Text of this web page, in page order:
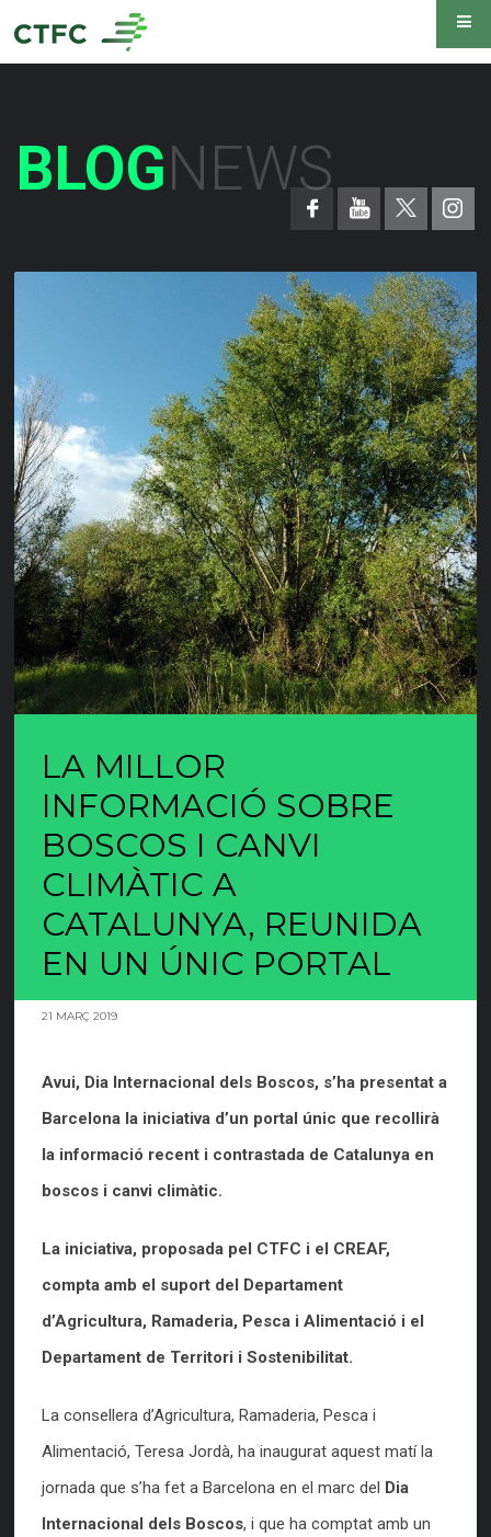
BLOGNEWS
LA MILLOR
INFORMACIÓ SOBRE
BOSCOS I CANVI
CLIMÀTIC A
CATALUNYA, REUNIDA
EN UN ÚNIC PORTAL
21 MARÇ 2019
Avui, Dia Internacional dels Boscos, s’ha presentat a
Barcelona la iniciativa d’un portal únic que recollirà
la informació recent i contrastada de Catalunya en
boscos i canvi climàtic.
La iniciativa, proposada pel CTFC i el CREAF,
compta amb el suport del Departament
d’Agricultura, Ramaderia, Pesca i Alimentació i el
Departament de Territori i Sostenibilitat.
La consellera d’Agricultura, Ramaderia, Pesca i
Alimentació, Teresa Jordà, ha inaugurat aquest matí la
jornada que s’ha fet a Barcelona en el marc del Dia
Internacional dels Boscos, i que ha comptat amb un